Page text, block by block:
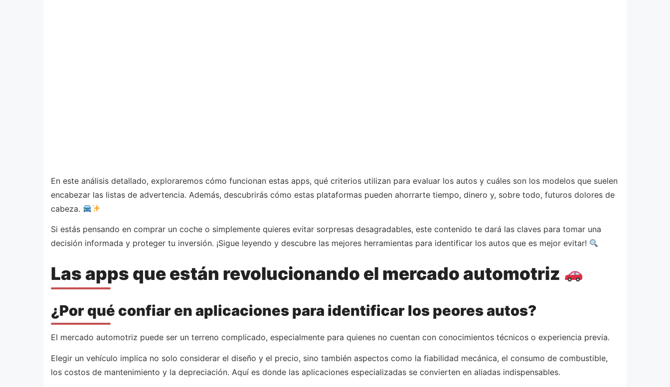
En este análisis detallado, exploraremos cómo funcionan estas apps, qué criterios utilizan para evaluar los autos y cuáles son los modelos que suelen
encabezar las listas de advertencia. Además, descubrirás cómo estas plataformas pueden ahorrarte tiempo, dinero y, sobre todo, futuros dolores de
cabeza.
Si estás pensando en comprar un coche o simplemente quieres evitar sorpresas desagradables, este contenido te dará las claves para tomar una
decisión informada y proteger tu inversión. ¡Sigue leyendo y descubre las mejores herramientas para identificar los autos que es mejor evitar!
Las apps que están revolucionando el mercado automotriz
¿Por qué confiar en aplicaciones para identificar los peores autos?
El mercado automotriz puede ser un terreno complicado, especialmente para quienes no cuentan con conocimientos técnicos o experiencia previa.
Elegir un vehículo implica no solo considerar el diseño y el precio, sino también aspectos como la fiabilidad mecánica, el consumo de combustible,
los costos de mantenimiento y la depreciación. Aquí es donde las aplicaciones especializadas se convierten en aliadas indispensables.